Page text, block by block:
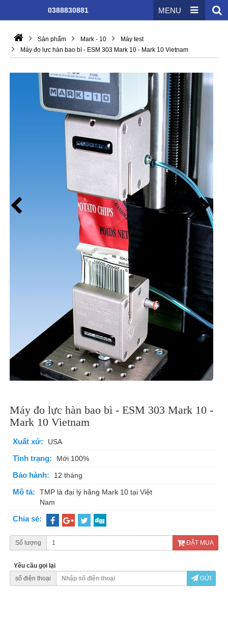
0388830881 MENU
Sản phẩm Mark - 10
Máy test
Máy đo lực hàn bao bì - ESM 303 Mark 10 - Mark 10 Vietnam
Máy đo lực hàn bao bì - ESM 303 Mark 10 -
Mark 10 Vietnam
Xuất xứ: USA
Tình trạng: Mới 100%
Bảo hành: 12 tháng
Mô tả:
TMP là đại lý hãng Mark 10 tại Việt
Nam
Chia sẻ:
Số lượng ĐẶT MUA
Yêu cầu gọi lại
số điện thoại
GỬI